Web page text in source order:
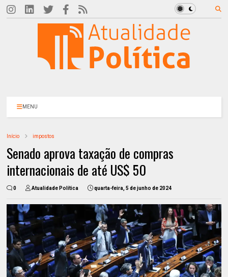
MENU
Início impostos
Senado aprova taxação de compras
internacionais de até US$ 50
0 Atualidade Política quarta-feira, 5 de junho de 2024